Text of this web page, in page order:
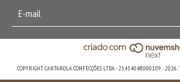
COPYRIGHT CANTAROLA CONFECÇÕES LTDA - 25454048000109 - 2026.